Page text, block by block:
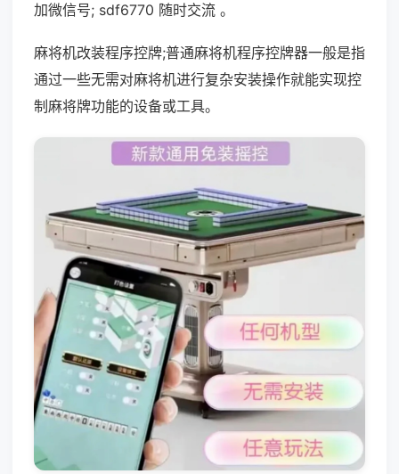
加微信号; sdf6770 随时交流 。
麻将机改装程序控牌;普通麻将机程序控牌器一般是指
通过一些无需对麻将机进行复杂安装操作就能实现控
制麻将牌功能的设备或工具。